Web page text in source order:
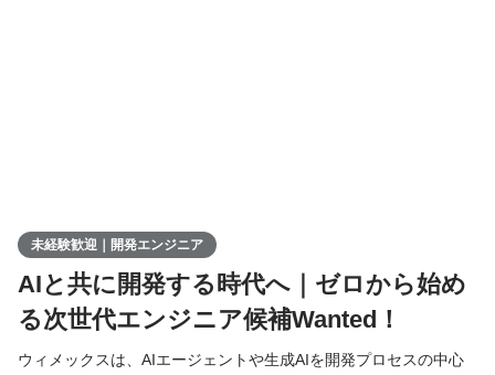
未経験歓迎｜開発エンジニア
AIと共に開発する時代へ｜ゼロから始め
る次世代エンジニア候補Wanted！
ウィメックスは、AIエージェントや生成AIを開発プロセスの中心